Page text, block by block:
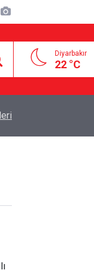
Diyarbakır
22 °C
Tarihi bir